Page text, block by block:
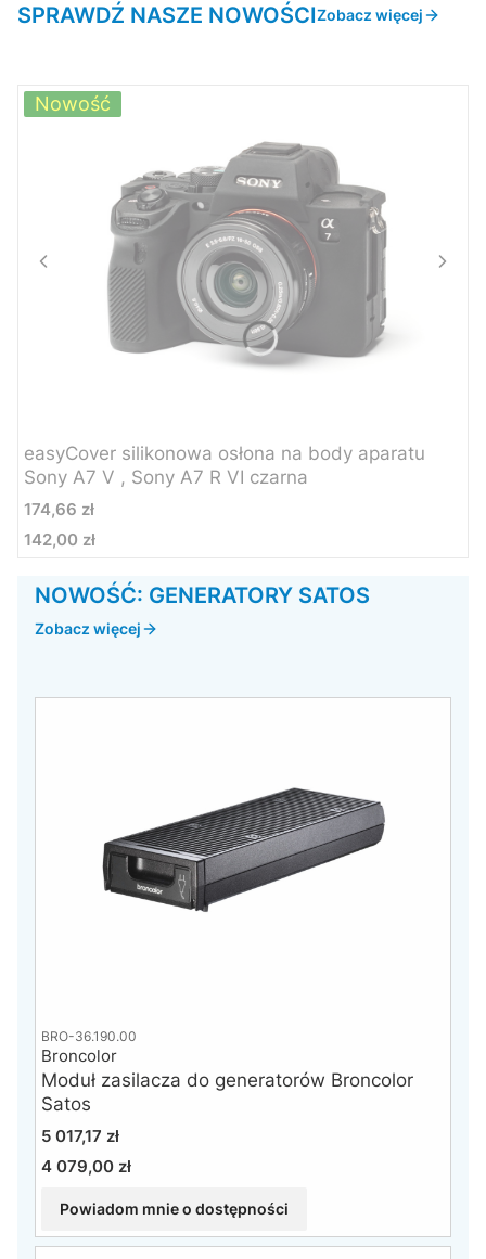
SPRAWDŹ NASZE NOWOŚCIZobacz więcej
Nowość
easyCover silikonowa osłona na body aparatu
Sony A7 V , Sony A7 R VI czarna
Cena
174,66 zł
Cena
142,00 zł
NOWOŚĆ: GENERATORY SATOS
Zobacz więcej
BRO-36.190.00
Moduł zasilacza do generatorów Broncolor
Satos
Broncolor
Cena
5 017,17 zł
Cena
4 079,00 zł
Powiadom mnie o dostępności